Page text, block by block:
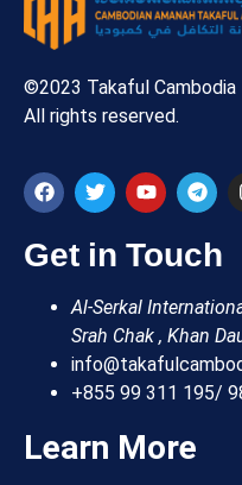
©2023 Takaful Cambodia
All rights reserved.
Get in Touch
Al-Serkal
Srah Chak , Khan
+855 99 311 195/
Learn More